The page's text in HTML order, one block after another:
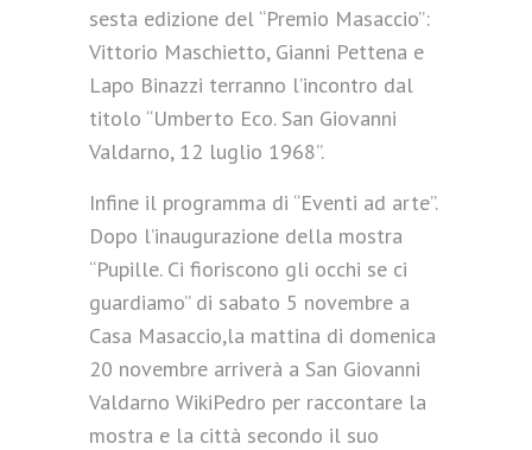
sesta edizione del “Premio Masaccio”:
Vittorio Maschietto, Gianni Pettena e
Lapo Binazzi terranno l’incontro dal
titolo “Umberto Eco. San Giovanni
Valdarno, 12 luglio 1968”.
Infine il programma di “Eventi ad arte”.
Dopo l’inaugurazione della mostra
“Pupille. Ci fioriscono gli occhi se ci
guardiamo” di sabato 5 novembre a
Casa Masaccio,la mattina di domenica
20 novembre arriverà a San Giovanni
Valdarno WikiPedro per raccontare la
mostra e la città secondo il suo